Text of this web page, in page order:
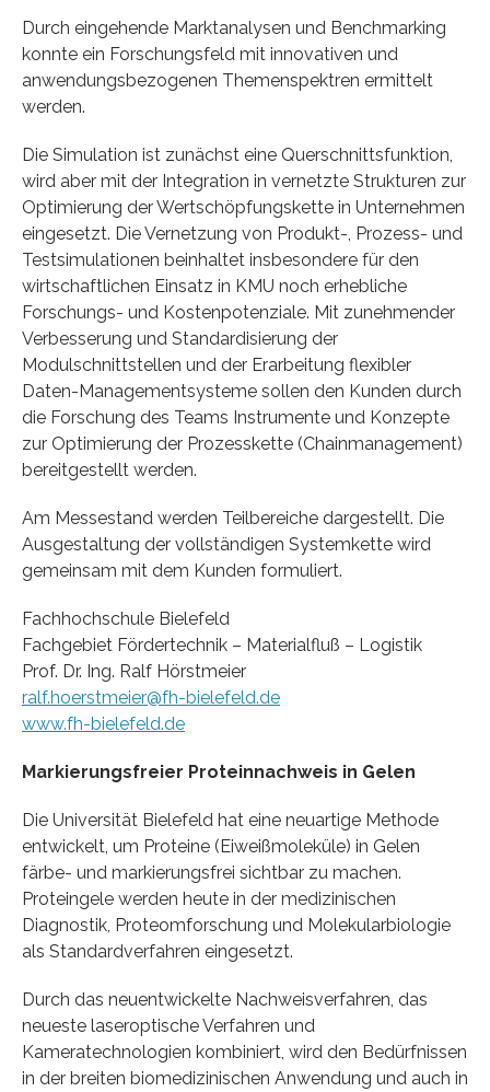
Durch eingehende Marktanalysen und Benchmarking
konnte ein Forschungsfeld mit innovativen und
anwendungsbezogenen Themenspektren ermittelt
werden.
Die Simulation ist zunächst eine Querschnittsfunktion,
wird aber mit der Integration in vernetzte Strukturen zur
Optimierung der Wertschöpfungskette in Unternehmen
eingesetzt. Die Vernetzung von Produkt-, Prozess- und
Testsimulationen beinhaltet insbesondere für den
wirtschaftlichen Einsatz in KMU noch erhebliche
Forschungs- und Kostenpotenziale. Mit zunehmender
Verbesserung und Standardisierung der
Modulschnittstellen und der Erar­bei­tung flexibler
Daten-Managementsysteme sollen den Kunden durch
die Forschung des Teams Instrumente und Konzepte
zur Optimierung der Prozesskette (Chainmanagement)
bereitge­stellt werden.
Am Messestand werden Teilbereiche dargestellt. Die
Ausgestaltung der vollständigen System­kette wird
gemeinsam mit dem Kunden formuliert.
Fachhochschule Bielefeld
Fachgebiet Fördertechnik – Materialfluß – Logistik
Prof. Dr. Ing. Ralf Hörstmeier
ralf.hoerstmeier@fh-bielefeld.de
www.fh-bielefeld.de
Markierungsfreier Proteinnachweis in Gelen
Die Universität Bielefeld hat eine neuartige Methode
entwickelt, um Proteine (Eiweißmoleküle) in Gelen
färbe- und markierungsfrei sichtbar zu machen.
Proteingele werden heute in der medizinischen
Diagnostik, Proteomforschung und Molekularbiologie
als Standardverfahren eingesetzt.
Durch das neuentwickelte Nachweisverfahren, das
neueste laseroptische Verfahren und
Kameratechnologien kombiniert, wird den Bedürfnissen
in der breiten biomedizinischen Anwendung und auch in